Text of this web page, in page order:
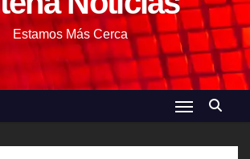
Estamos Más Cerca